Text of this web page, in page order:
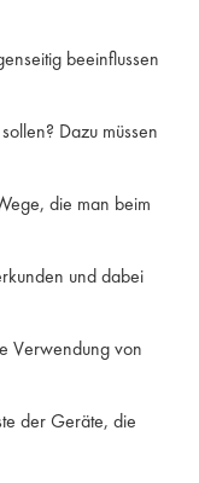
beeinflussen
Dazu müssen
die man beim
und dabei
Verwendung von
der Geräte, die